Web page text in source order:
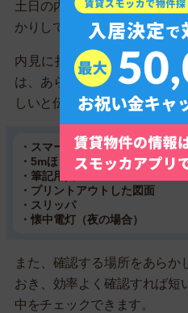
土日の内見は限られた時間し
かりしておきましょう。
内見に持っていくものは、
は、あらかじめ不動産屋のス
しいと伝えておくと良いです
・スマートフォンもしくはカメラ
・5mほどのメジャー
・筆記用具
・プリントアウトした図面
・スリッパ
・懐中電灯（夜の場合）
また、確認する場所をあらか
おき、効率よく確認すれば短
中をチェックできます。